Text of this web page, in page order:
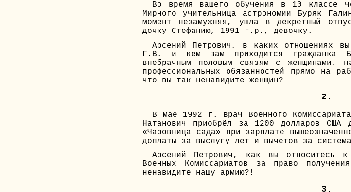
Во время вашего обучения в 10 классе
Мирного учительница астрономии Буряк
момент незамужняя, ушла в декретный
дочку Стефанию, 1991 г.р., девочку.
Арсений Петрович, в каких отношениях
Г.В. и кем вам приходится гражданка
внебрачным половым связям с женщинами,
профессиональных обязанностей прямо на
что вы так ненавидите женщин?
2.
В мае 1992 г. врач Военного
Натанович приобрёл за 1200 долларов США
«Чаровница сада» при зарплате
доплаты за выслугу лет и вычетов за
Арсений Петрович, как вы относитесь к
Военных Комиссариатов за право
ненавидите нашу армию?!
3.